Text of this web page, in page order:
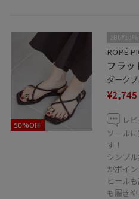
50%OFF
ROPÉ
フラッ
ダーク
¥2,745
レ
ソール
す！
シンプ
がポイ
ヒール
も履き